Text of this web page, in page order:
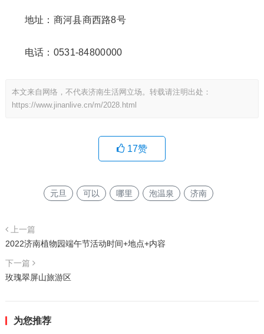
地址：商河县商西路8号
电话：0531-84800000
本文来自网络，不代表济南生活网立场。转载请注明出处：
https://www.jinanlive.cn/m/2028.html
17赞
元旦 可以 哪里 泡温泉 济南
上一篇
2022济南植物园端午节活动时间+地点+内容
下一篇
玫瑰翠屏山旅游区
为您推荐